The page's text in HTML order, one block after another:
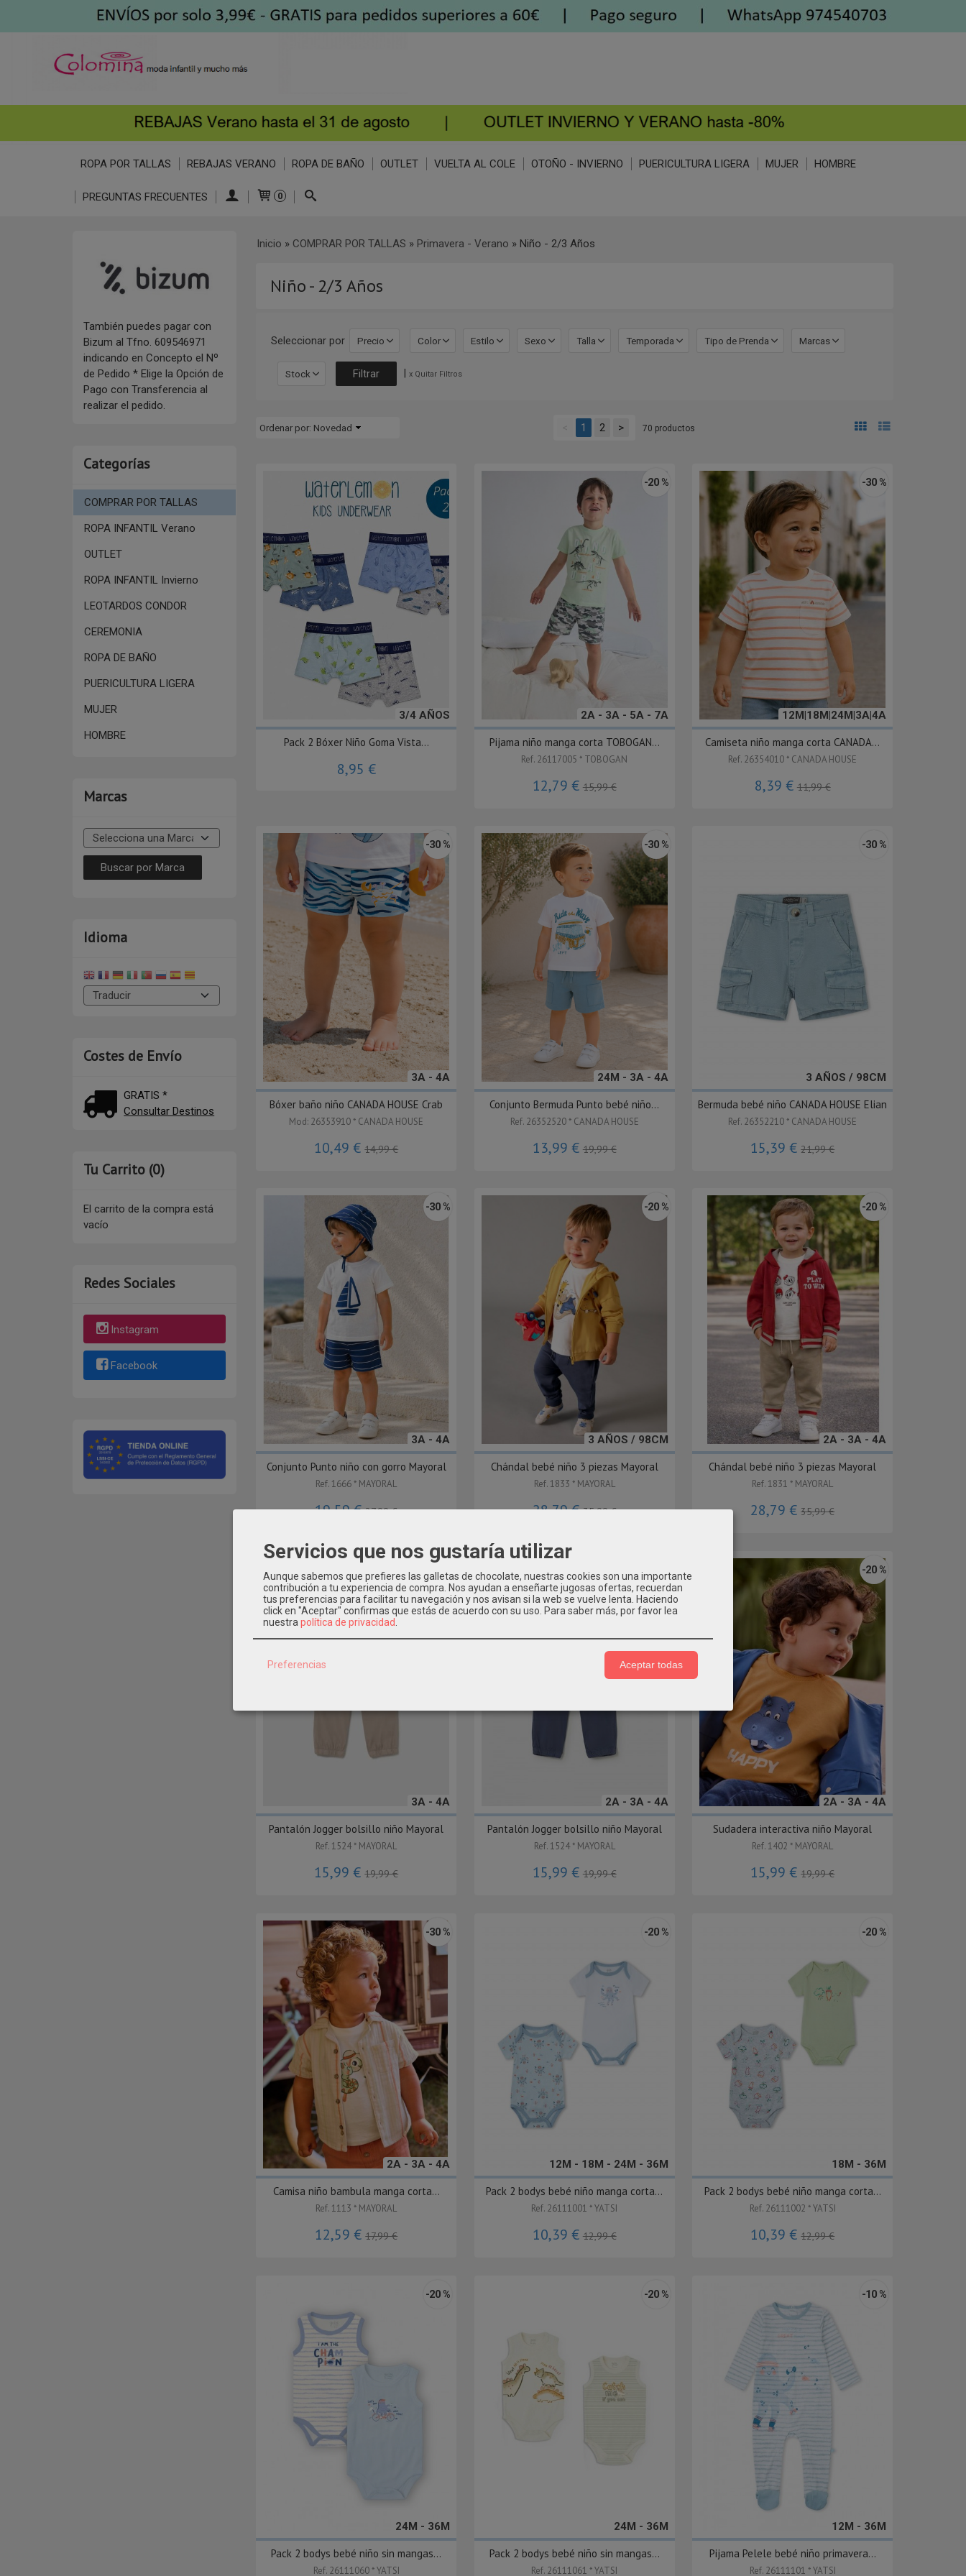
ROPA POR TALLAS REBAJAS VERANO ROPA DE BAÑO OUTLET VUELTA AL COLE OTOÑO - INVIERNO PUERICULTURA LIGERA MUJER HOMBRE
PREGUNTAS FRECUENTES 0
También puedes pagar con
Bizum al Tfno. 609546971
indicando en Concepto el Nº
de Pedido * Elige la Opción de
Pago con Transferencia al
realizar el pedido.
Categorías
COMPRAR POR TALLAS
ROPA INFANTIL Verano
OUTLET
ROPA INFANTIL Invierno
LEOTARDOS CONDOR
CEREMONIA
ROPA DE BAÑO
PUERICULTURA LIGERA
MUJER
HOMBRE
Marcas
Idioma
Costes de Envío
GRATIS *
Consultar Destinos
Tu Carrito (0)
El carrito de la compra está
vacío
Redes Sociales
Instagram
Facebook
Inicio » COMPRAR POR TALLAS » Primavera - Verano » Niño - 2/3 Años
Niño - 2/3 Años
Seleccionar por Precio Color Estilo Sexo Talla Temporada Tipo de Prenda Marcas
Stock | x Quitar Filtros
Ordenar por: Novedad 1 2 > 70 productos
3/4 AÑOS
Pack 2 Bóxer Niño Goma Vista...
8,95 €
2A - 3A - 5A - 7A
-20 %
Pijama niño manga corta TOBOGAN...
Ref. 26117005 * TOBOGAN
12,79 € 15,99 €
12M|18M|24M|3A|4A
-30 %
Camiseta niño manga corta CANADA...
Ref. 26354010 * CANADA HOUSE
8,39 € 11,99 €
3A - 4A
-30 %
Bóxer baño niño CANADA HOUSE Crab
Mod: 26353910 * CANADA HOUSE
10,49 €14,99 €
24M - 3A - 4A
-30 %
Conjunto Bermuda Punto bebé niño...
Ref. 26352520 * CANADA HOUSE
13,99 € 19,99 €
3 AÑOS / 98CM
-30 %
Bermuda bebé niño CANADA HOUSE Elian
Ref. 26352210 * CANADA HOUSE
15,39 €21,99 €
3A - 4A
-30 %
Conjunto Punto niño con gorro Mayoral
Ref. 1666 * MAYORAL
19,59 €27,99 €
3 AÑOS / 98CM
-20 %
Chándal bebé niño 3 piezas Mayoral
Ref. 1833 * MAYORAL
28,79 €35,99 €
2A - 3A - 4A
-20 %
Chándal bebé niño 3 piezas Mayoral
Ref. 1831 * MAYORAL
28,79 €35,99 €
3A - 4A
-20 %
Pantalón Jogger bolsillo niño Mayoral
Ref. 1524 * MAYORAL
15,99 €19,99 €
2A - 3A - 4A
Pantalón Jogger bolsillo niño Mayoral
Ref. 1524 * MAYORAL
15,99 € 19,99 €
2A - 3A - 4A
-20 %
Sudadera interactiva niño Mayoral
Ref. 1402 * MAYORAL
15,99 €19,99 €
2A - 3A - 4A
-30 %
Camisa niño bambula manga corta...
Ref. 1113 * MAYORAL
12,59 €17,99 €
12M - 18M - 24M - 36M
-20 %
Pack 2 bodys bebé niño manga corta...
Ref. 26111001 * YATSI
10,39 € 12,99 €
18M - 36M
-20 %
Pack 2 bodys bebé niño manga corta...
Ref. 26111002 * YATSI
10,39 €12,99 €
24M - 36M
-20 %
Pack 2 bodys bebé niño sin mangas...
Ref. 26111060 * YATSI
24M - 36M
-20 %
Pack 2 bodys bebé niño sin mangas...
Ref. 26111061 * YATSI
12M - 36M
-10 %
Pijama Pelele bebé niño primavera...
Ref. 26111101 * YATSI
Servicios que nos gustaría utilizar
Aunque sabemos que prefieres las galletas de chocolate, nuestras cookies son una importante
contribución a tu experiencia de compra. Nos ayudan a enseñarte jugosas ofertas, recuerdan
tus preferencias para facilitar tu navegación y nos avisan si la web se vuelve lenta. Haciendo
click en "Aceptar" confirmas que estás de acuerdo con su uso. Para saber más, por favor lea
nuestra política de privacidad
Preferencias Aceptar todas